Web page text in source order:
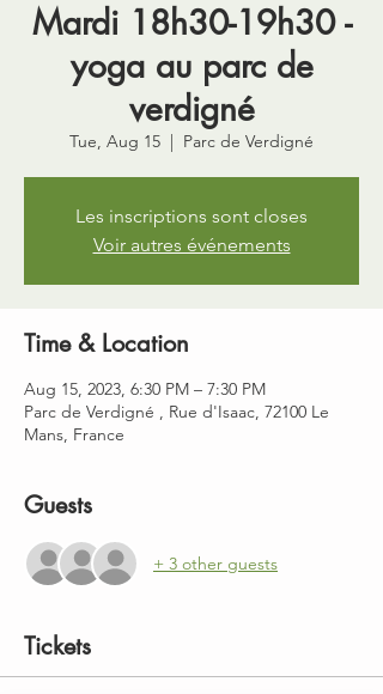
Mardi 18h30-19h30 -
yoga au parc de
verdigné
Tue, Aug 15
  |
Parc de Verdigné
Les inscriptions sont closes
Voir autres événements
Time & Location
Aug 15, 2023, 6:30 PM – 7:30 PM
Parc de Verdigné , Rue d'Isaac, 72100 Le
Mans, France
Guests
+ 3 other guests
Tickets